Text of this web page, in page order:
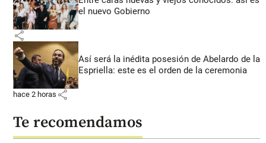
el nuevo Gobierno
share
Así será la inédita posesión de Abelardo de la
Espriella: este es el orden de la ceremonia
hace 2 horas share
Te recomendamos